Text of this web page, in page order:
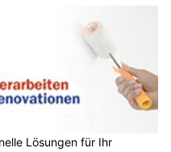
Lösungen für Ihr